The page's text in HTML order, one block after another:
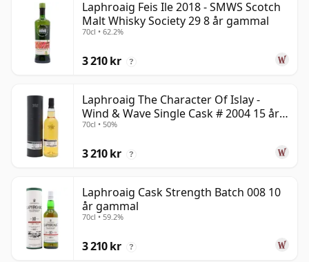
Laphroaig Feis Ile 2018 - SMWS Scotch
Malt Whisky Society 29 8 år gammal
70cl • 62.2%
3 210 kr ?
Laphroaig The Character Of Islay -
Wind & Wave Single Cask # 2004 15 år
gammal
70cl • 50%
3 210 kr ?
Laphroaig Cask Strength Batch 008 10
år gammal
70cl • 59.2%
3 210 kr ?